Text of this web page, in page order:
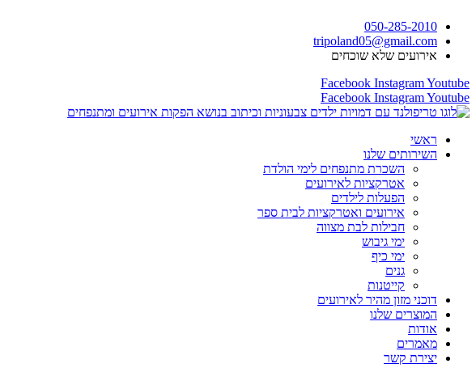
לתוכן
050-285-2010
tripoland05@gmail.com
אירועים שלא שוכחים
Facebook InstagramYoutube
Facebook InstagramYoutube
ראשי
השירותים שלנו
השכרת מתנפחים לימי הולדת
אטרקציות לאירועים
הפעלות לילדים
אירועים ואטרקציות לבית ספר
חבילות לבת מצווה
ימי גיבוש
ימי כיף
גנים
קייטנות
דוכני מזון מהיר לאירועים
המוצרים שלנו
אודות
מאמרים
יצירת קשר